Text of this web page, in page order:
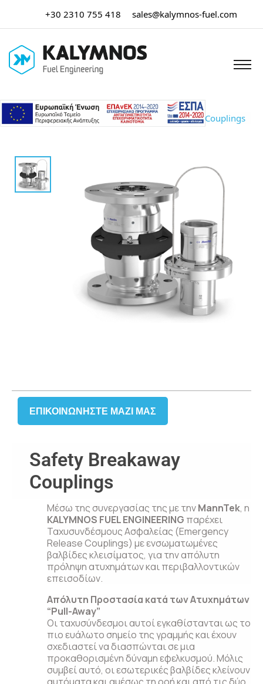
+30 2310 755 418 sales@kalymnos-fuel.com
Αρχική σελίδα/MANN TEK/ Safety Breakaway Couplings
ΕΠΙΚΟΙΝΩΝΉΣΤΕ ΜΑΖΙ ΜΑΣ
Safety Breakaway
Couplings
Μέσω της συνεργασίας της με τηνMannTek, η
KALYMNOS FUEL ENGINEERING παρέχει
Ταχυσυνδέσμους Ασφαλείας (Emergency
Release Couplings) με ενσωματωμένες
βαλβίδες κλεισίματος, για την απόλυτη
πρόληψη ατυχημάτων και περιβαλλοντικών
επεισοδίων.
Απόλυτη Προστασία κατά των Ατυχημάτων
“Pull-Away”
Οι ταχυσύνδεσμοι αυτοί εγκαθίστανται ως το
πιο ευάλωτο σημείο της γραμμής και έχουν
σχεδιαστεί να διασπώνται σε μια
προκαθορισμένη δύναμη εφελκυσμού. Μόλις
συμβεί αυτό, οι εσωτερικές βαλβίδες κλείνουν